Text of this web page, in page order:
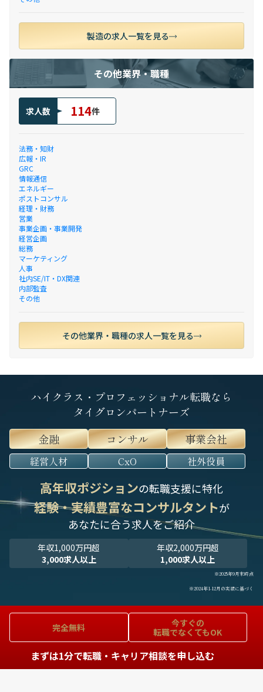
製造の求人一覧を見る
その他業界・職種
求人数 114件
法務・知財
広報・IR
GRC
情報通信
エネルギー
ポストコンサル
経理・財務
営業
事業企画・事業開発
経営企画
総務
マーケティング
人事
社内SE/IT・DX関連
内部監査
その他
その他業界・職種の求人一覧を見る
ハイクラス・プロフェッショナル転職なら
タイグロンパートナーズ
金融
コンサル 事業会社
経営人材 CxO 社外役員
高年収ポジションの転職支援に特化
経験・実績豊富なコンサルタントが
あなたに合う求人をご紹介
年収1,000万円超
3,000求人以上
年収2,000万円超
1,000求人以上
※2025年9月末時点
※2024年1-12月の実績に基づく
完全無料
今すぐの
転職でなくてもOK
まずは1分で転職・キャリア相談を申し込む